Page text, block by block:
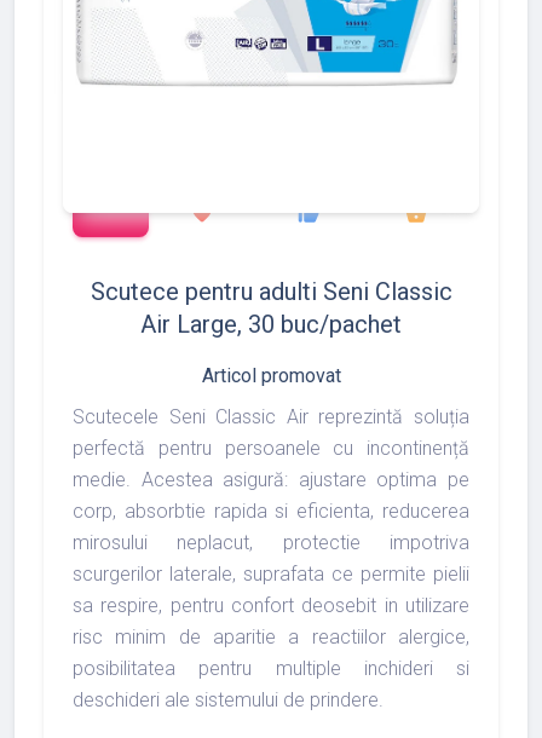
favorite thumb_up shopping_basket
Scutece pentru adulti Seni Classic
Air Large, 30 buc/pachet
Articol promovat
Scutecele Seni Classic Air reprezintă soluția
perfectă pentru persoanele cu incontinență
medie. Acestea asigură: ajustare optima pe
corp, absorbtie rapida si eficienta, reducerea
mirosului neplacut, protectie impotriva
scurgerilor laterale, suprafata ce permite pielii
sa respire, pentru confort deosebit in utilizare
risc minim de aparitie a reactiilor alergice,
posibilitatea pentru multiple inchideri si
deschideri ale sistemului de prindere.